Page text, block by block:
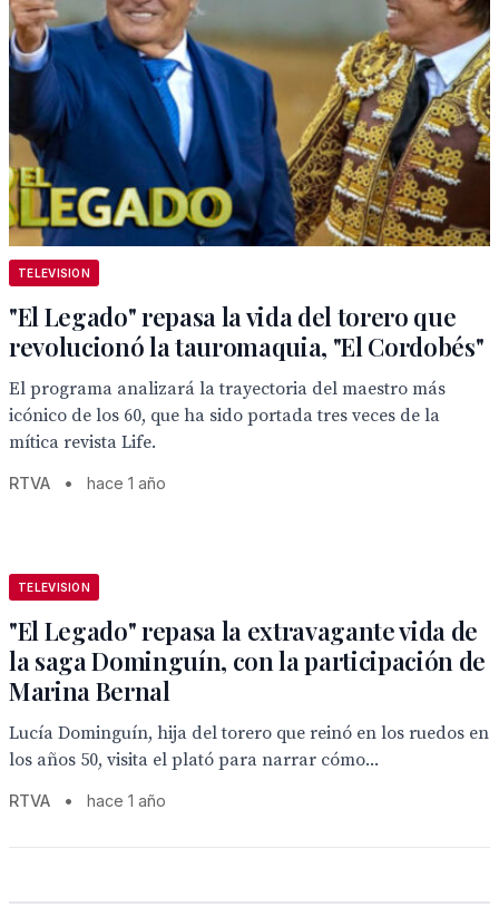
TELEVISION
"El Legado" repasa la vida del torero que
revolucionó la tauromaquia, "El Cordobés"
El programa analizará la trayectoria del maestro más
icónico de los 60, que ha sido portada tres veces de la
mítica revista Life.
RTVA • hace 1 año
TELEVISION
"El Legado" repasa la extravagante vida de
la saga Dominguín, con la participación de
Marina Bernal
Lucía Dominguín, hija del torero que reinó en los ruedos en
los años 50, visita el plató para narrar cómo...
RTVA • hace 1 año